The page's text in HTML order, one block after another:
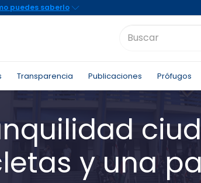
Transparencia Publicaciones Prófugos
y una